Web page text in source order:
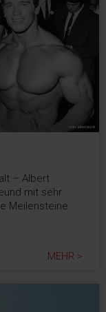
– Albert
mit sehr
Meilensteine
MEHR >